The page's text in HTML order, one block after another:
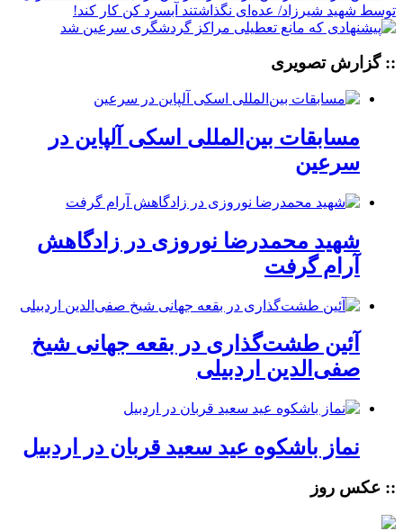
:: گزارش تصویری
مسابقات بین‌المللی اسکی آلپاین در
سرعین
شهید محمدرضا نوروزی در زادگاهش
آرام گرفت
آئین طشت‌گذاری در بقعه جهانی شیخ
صفی‌الدین اردبیلی
نماز باشکوه عید سعید قربان در اردبیل
:: عکس روز